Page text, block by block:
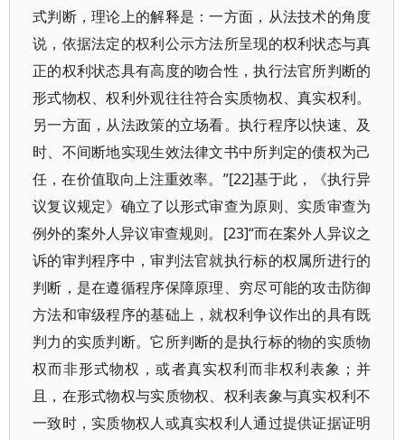
式判断，理论上的解释是：一方面，从法技术的角度
说，依据法定的权利公示方法所呈现的权利状态与真
正的权利状态具有高度的吻合性，执行法官所判断的
形式物权、权利外观往往符合实质物权、真实权利。
另一方面，从法政策的立场看。执行程序以快速、及
时、不间断地实现生效法律文书中所判定的债权为己
任，在价值取向上注重效率。”[22]基于此，《执行异
议复议规定》确立了以形式审查为原则、实质审查为
例外的案外人异议审查规则。[23]“而在案外人异议之
诉的审判程序中，审判法官就执行标的权属所进行的
判断，是在遵循程序保障原理、穷尽可能的攻击防御
方法和审级程序的基础上，就权利争议作出的具有既
判力的实质判断。它所判断的是执行标的物的实质物
权而非形式物权，或者真实权利而非权利表象；并
且，在形式物权与实质物权、权利表象与真实权利不
一致时，实质物权人或真实权利人通过提供证据证明